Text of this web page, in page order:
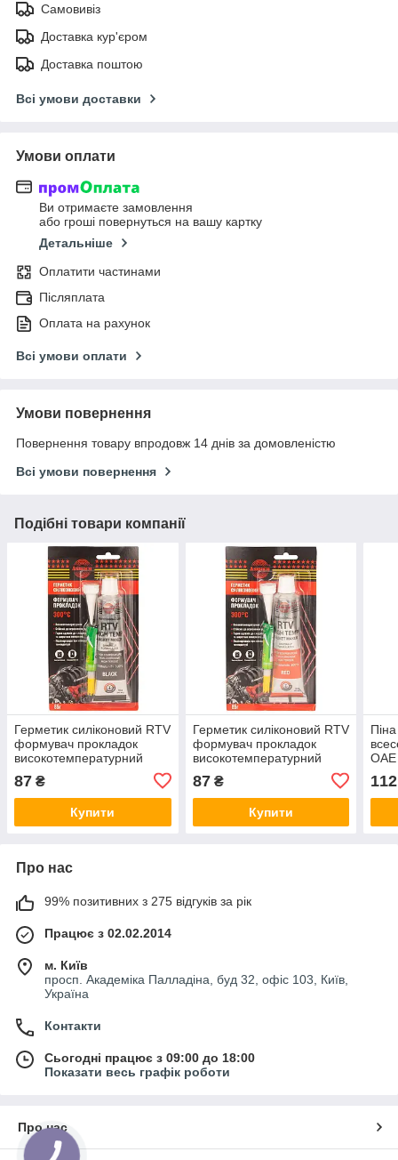
Самовивіз
Доставка кур'єром
Доставка поштою
Всі умови доставки
Умови оплати
Ви отримаєте замовлення
або гроші повернуться на вашу картку
Детальніше
Оплатити частинами
Післяплата
Оплата на рахунок
Всі умови оплати
Умови повернення
Повернення товару впродовж 14 днів за домовленістю
Всі умови повернення
Подібні товари компанії
Герметик силіконовий RTV
формувач прокладок
високотемпературний
ASMACO (6371211)
87 ₴
Купити
Герметик силіконовий RTV
формувач прокладок
високотемпературний
+300°С червоний 85г ОАЕ
ASMACO (6371221)
87₴
Купити
ОАЕ
112
Про нас
99% позитивних з 275 відгуків за рік
Працює з 02.02.2014
м. Київ
просп. Академіка Палладіна, буд 32, офіс 103, Київ,
Україна
Контакти
Сьогодні працює з 09:00 до 18:00
Показати весь графік роботи
Про нас
КНОПКА